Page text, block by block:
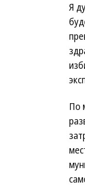
Я
По